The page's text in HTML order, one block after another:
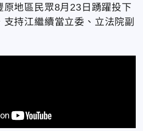
原地區民眾8月23日踴躍投下
支持江繼續當立委、立法院副